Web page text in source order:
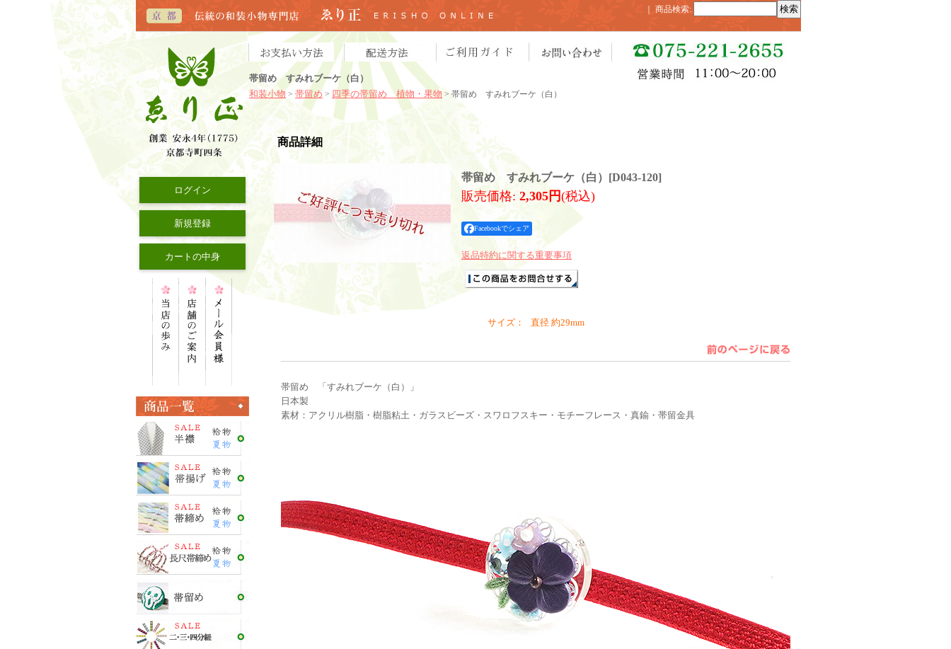
帯留め すみれブーケ（白）
和装小物 > 帯留め > 四季の帯留め 植物・果物 > 帯留め すみれブーケ（白）
商品検索:
ログイン
新規登録
カートの中身
商品詳細
帯留め すみれブーケ（白） [D043-120]
販売価格: 2,305円(税込)
Facebookでシェア
返品特約に関する重要事項
サイズ： 直径 約29mm
帯留め 「すみれブーケ（白）」
日本製
素材：アクリル樹脂・樹脂粘土・ガラスビーズ・スワロフスキー・モチーフレース・真鍮・帯留金具